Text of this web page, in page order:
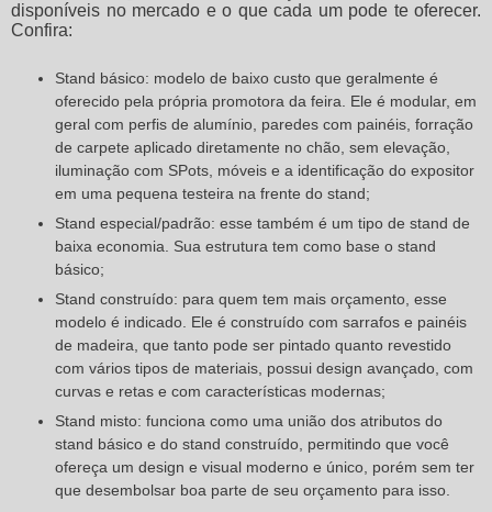
disponíveis no mercado e o que cada um pode te oferecer.
Confira:
Stand básico: modelo de baixo custo que geralmente é
oferecido pela própria promotora da feira. Ele é modular, em
geral com perfis de alumínio, paredes com painéis, forração
de carpete aplicado diretamente no chão, sem elevação,
iluminação com SPots, móveis e a identificação do expositor
em uma pequena testeira na frente do stand;
Stand especial/padrão: esse também é um tipo de stand de
baixa economia. Sua estrutura tem como base o stand
básico;
Stand construído: para quem tem mais orçamento, esse
modelo é indicado. Ele é construído com sarrafos e painéis
de madeira, que tanto pode ser pintado quanto revestido
com vários tipos de materiais, possui design avançado, com
curvas e retas e com características modernas;
Stand misto: funciona como uma união dos atributos do
stand básico e do stand construído, permitindo que você
ofereça um design e visual moderno e único, porém sem ter
que desembolsar boa parte de seu orçamento para isso.